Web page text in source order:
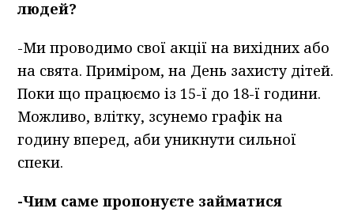
людей?
-Ми проводимо свої акції на вихідних або
на свята. Приміром, на День захисту дітей.
Поки що працюємо із 15-ї до 18-ї години.
Можливо, влітку, зсунемо графік на
годину вперед, аби уникнути сильної
спеки.
-Чим саме пропонуєте займатися